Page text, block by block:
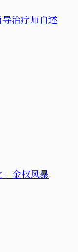
治疗师自述
金权风暴